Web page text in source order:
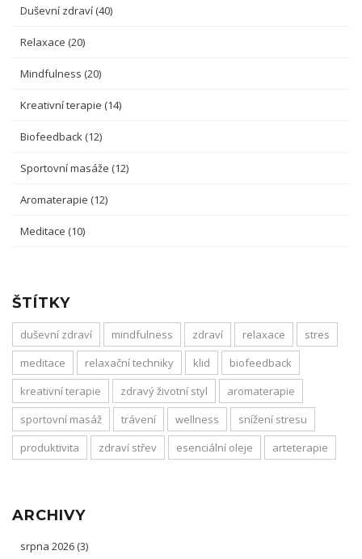
Duševní zdraví (40)
Relaxace (20)
Mindfulness (20)
Kreativní terapie (14)
Biofeedback (12)
Sportovní masáže (12)
Aromaterapie (12)
Meditace (10)
ŠTÍTKY
duševní zdraví mindfulness zdraví relaxace
stres
meditace
relaxační techniky klid
biofeedback
kreativní terapie
zdravý životní styl
aromaterapie
sportovní masáž
trávení wellness
snížení stresu
produktivita
zdraví střev esenciální oleje arteterapie
ARCHIVY
srpna 2026 (3)